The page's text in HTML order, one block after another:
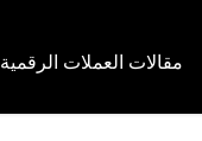
مقالات العملات الرقمية